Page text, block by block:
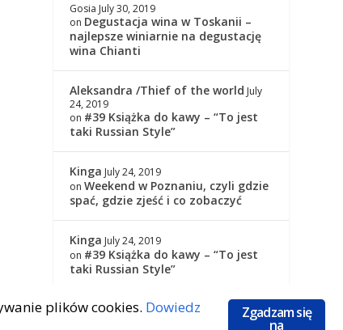
Gosia July 30, 2019
on Degustacja wina w Toskanii –
najlepsze winiarnie na degustację
wina Chianti
Aleksandra /Thief of the world July
24, 2019
on #39 Książka do kawy – “To jest
taki Russian Style”
Kinga July 24, 2019
onWeekend w Poznaniu, czyli gdzie
spać, gdzie zjeść i co zobaczyć
Kinga July 24, 2019
on #39 Książka do kawy – “To jest
taki Russian Style”
Zgadzam się
na
plików cookies. Dowiedz